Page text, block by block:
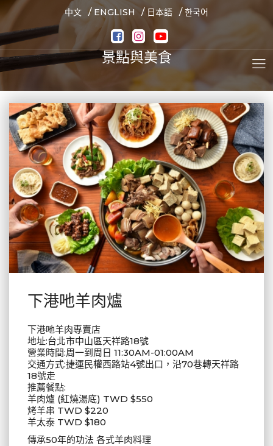
中文 / ENGLISH / 日本語 / 한국어
景點與美食
下港吔羊肉爐
下港吔羊肉專賣店
地址:台北市中山區天祥路18號
營業時間:周一到周日 11:30AM-01:00AM
交通方式:捷運民權西路站4號出口，沿70巷轉天祥路
18號走
推薦餐點:
羊肉爐 (紅燒湯底) TWD $550
烤羊串 TWD $220
羊太泰 TWD $180
傳承50年的功法 各式羊肉料理